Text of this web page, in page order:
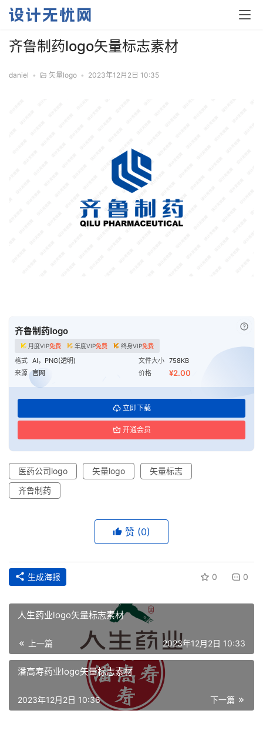
页
齐鲁制药logo矢量标志素材
daniel • 矢量logo • 2023年12月2日 10:35
齐鲁制药logo
月度VIP免费 年度VIP免费 终身VIP免费
格式 AI，PNG(透明) 文件大小
758KB
来源 官网 价格 ¥2.00
立即下载
开通会员
医药公司logo 矢量logo
矢量标志
齐鲁制药
赞 (0)
生成海报 0 0
人生药业logo矢量标志素材
上一篇 2023年12月2日 10:33
潘高寿药业logo矢量标志素材
下一篇
2023年12月2日 10:36